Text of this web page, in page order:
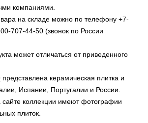
компаниями.
на складе можно по телефону +7-
707-44-50 (звонок по России
может отличаться от приведенного
представлена керамическая плитка и
Испании, Португалии и России.
коллекции имеют фотографии
плиток.